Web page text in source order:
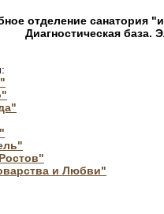
отделение санатория
Диагностическая база.
и Любви"